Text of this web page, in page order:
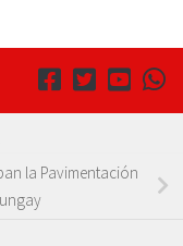
la Pavimentación